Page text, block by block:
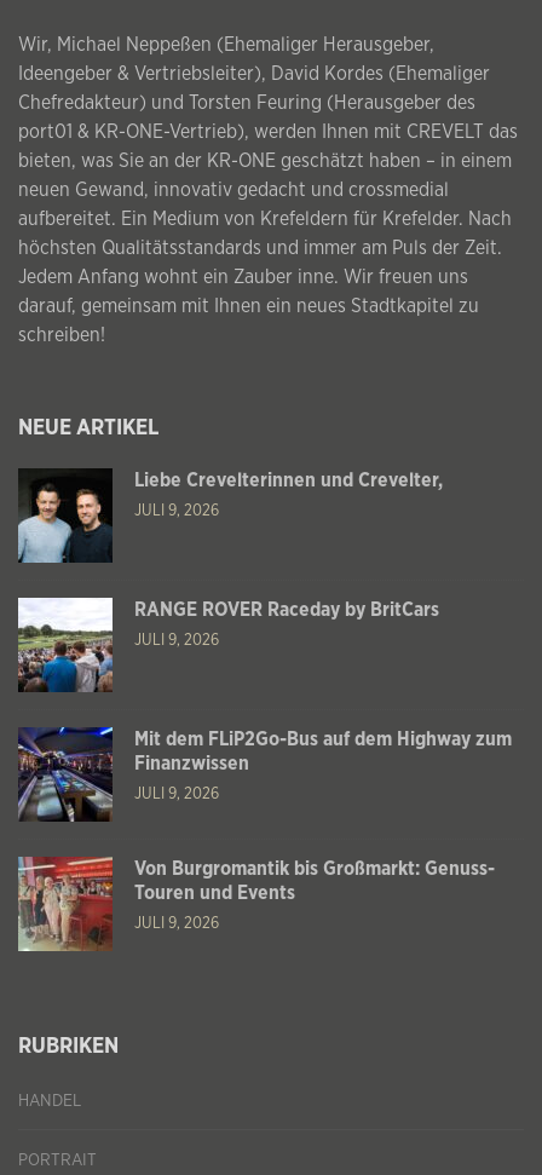
Wir, Michael Neppeßen (Ehemaliger Herausgeber,
Ideengeber & Vertriebsleiter), David Kordes (Ehemaliger
Chefredakteur) und Torsten Feuring (Herausgeber des
port01 & KR-ONE-Vertrieb), werden Ihnen mit CREVELT das
bieten, was Sie an der KR-ONE geschätzt haben – in einem
neuen Gewand, innovativ gedacht und crossmedial
aufbereitet. Ein Medium von Krefeldern für Krefelder. Nach
höchsten Qualitätsstandards und immer am Puls der Zeit.
Jedem Anfang wohnt ein Zauber inne. Wir freuen uns
darauf, gemeinsam mit Ihnen ein neues Stadtkapitel zu
schreiben!
NEUE ARTIKEL
Liebe Crevelterinnen und Crevelter,
JULI 9, 2026
RANGE ROVER Raceday by BritCars
JULI 9, 2026
Mit dem FLiP2Go-Bus auf dem Highway zum
Finanzwissen
JULI 9, 2026
Von Burgromantik bis Großmarkt: Genuss-
Touren und Events
JULI 9, 2026
RUBRIKEN
HANDEL
PORTRAIT